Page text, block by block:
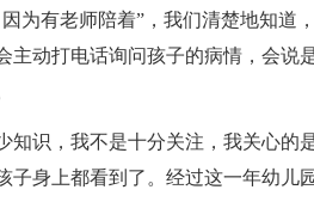
为有老师陪着”，我们清楚地知道
动打电话询问孩子的病情，会说
知识，我不是十分关注，我关心的
子身上都看到了。经过这一年幼儿